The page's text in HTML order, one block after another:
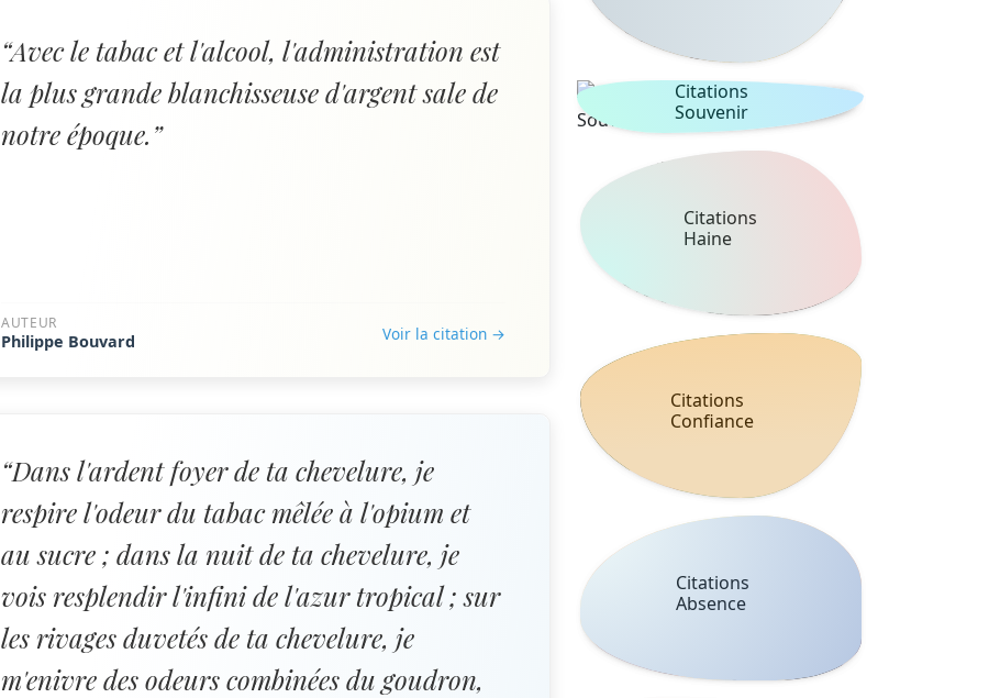
“Avec le tabac et l'alcool, l'administration est
la plus grande blanchisseuse d'argent sale de
notre époque.”
AUTEUR
Philippe Bouvard Voir la citation →
“Dans l'ardent foyer de ta chevelure, je
respire l'odeur du tabac mêlée à l'opium et
au sucre ; dans la nuit de ta chevelure, je
vois resplendir l'infini de l'azur tropical ; sur
les rivages duvetés de ta chevelure, je
m'enivre des odeurs combinées du goudron,
Citations
Souvenir
Citations
Haine
Citations
Confiance
Citations
Absence